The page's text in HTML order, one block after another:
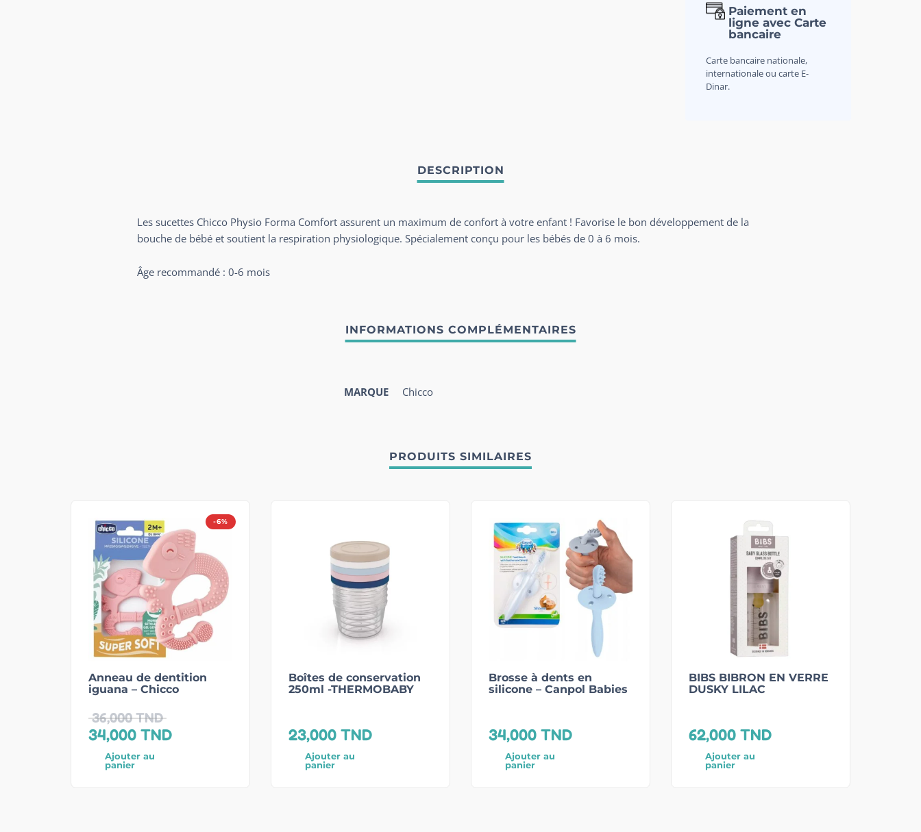
Paiement en
ligne avec Carte
bancaire
Carte bancaire nationale,
internationale ou carte E-
Dinar.
Les sucettes Chicco Physio Forma Comfort assurent un maximum de confort à votre enfant ! Favorise le bon développement de la
bouche de bébé et soutient la respiration physiologique. Spécialement conçu pour les bébés de 0 à 6 mois.
Âge recommandé : 0-6 mois
MARQUE Chicco
PRODUITS SIMILAIRES
-6%
Anneau de dentition
iguana – Chicco
36,000TND
34,000 TND
Ajouter au
panier
Boîtes de conservation
250ml -THERMOBABY
23,000 TND
Ajouter au
panier
Brosse à dents en
silicone – Canpol Babies
34,000 TND
Ajouter au
panier
BIBS BIBRON EN VERRE
DUSKY LILAC
62,000 TND
Ajouter au
panier